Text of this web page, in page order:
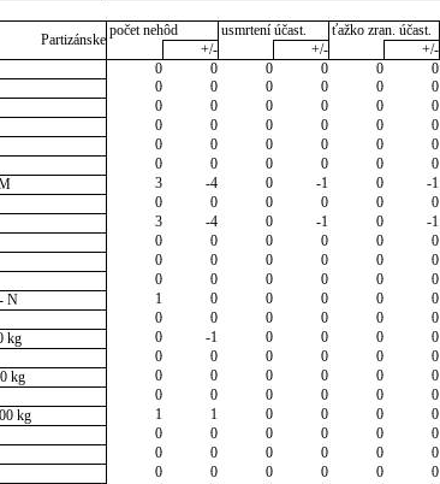
Partizánske
počet nehôd usmrtení účast. ťažko zran. účast.
+/-
+/- +/-
0 0 0 0 0 0
0 0 0 0 0 0
0 0 0 0 0 0
0 0 0 0 0 0
0 0 0 0 0 0
0 0 0 0 0 0
3 -4 0 -1 0 -1
0 0 0 0 0 0
3 -4 0 -1 0 -1
0 0 0 0 0 0
0 0 0 0 0 0
0 0 0 0 0 0
N
1 0 0 0 0 0
0 0 0 0 0 0
kg
0 -1 0 0 0 0
0 0 0 0 0 0
kg
0 0 0 0 0 0
0 0 0 0 0 0
kg
1 1 0 0 0 0
0 0 0 0 0 0
0 0 0 0 0 0
0 0 0 0 0 0